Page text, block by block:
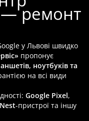
— ремонт
у Львові швидко
пропонує
ноутбуків та
на всі види
Google Pixel,
Nest-пристрої та іншу